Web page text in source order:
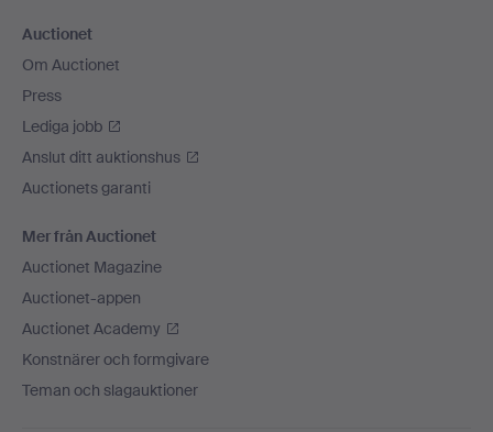
Auctionet
Om Auctionet
Press
Lediga jobb
Anslut ditt auktionshus
Auctionets garanti
Mer från Auctionet
Auctionet Magazine
Auctionet-appen
Auctionet Academy
Konstnärer och formgivare
Teman och slagauktioner